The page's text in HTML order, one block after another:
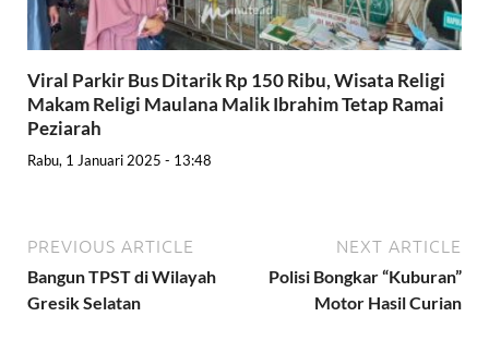
Viral Parkir Bus Ditarik Rp 150 Ribu, Wisata Religi
Makam Religi Maulana Malik Ibrahim Tetap Ramai
Peziarah
Rabu, 1 Januari 2025 - 13:48
PREVIOUS ARTICLE
Bangun TPST di Wilayah
Gresik Selatan
NEXT ARTICLE
Polisi Bongkar “Kuburan”
Motor Hasil Curian